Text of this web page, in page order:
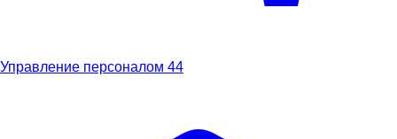
Управление персоналом 44